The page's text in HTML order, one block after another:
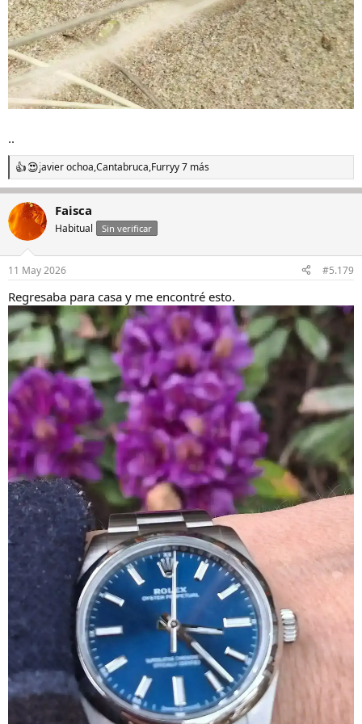
..
R
e
c
c
i
e
:
javier ochoa,Cantabruca,Furryy 7 más
Faisca
Habitual Sin verificar
11 May 2026 #5.179
Regresaba para casa y me encontré esto.